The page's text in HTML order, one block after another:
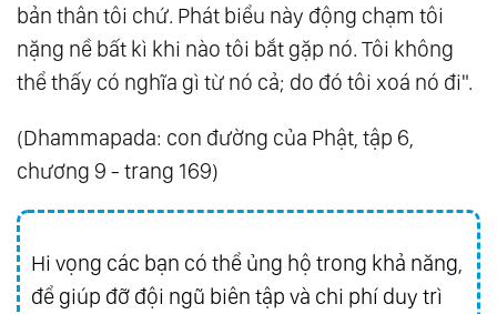
bản thân tôi chứ. Phát biểu này động chạm tôi
nặng nề bất kì khi nào tôi bắt gặp nó. Tôi không
thể thấy có nghĩa gì từ nó cả; do đó tôi xoá nó đi".
(Dhammapada: con đường của Phật, tập 6,
chương 9 - trang 169)
Hi vọng các bạn có thể ủng hộ trong khả năng,
để giúp đỡ đội ngũ biên tập và chi phí duy trì